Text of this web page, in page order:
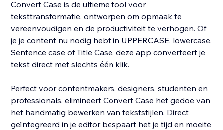
Convert Case is de ultieme tool voor
teksttransformatie, ontworpen om opmaak te
vereenvoudigen en de productiviteit te verhogen. Of
je je content nu nodig hebt in UPPERCASE, lowercase,
Sentence case of Title Case, deze app converteert je
tekst direct met slechts één klik.
Perfect voor contentmakers, designers, studenten en
professionals, elimineert Convert Case het gedoe van
het handmatig bewerken van tekststijlen. Direct
geïntegreerd in je editor bespaart het je tijd en moeite